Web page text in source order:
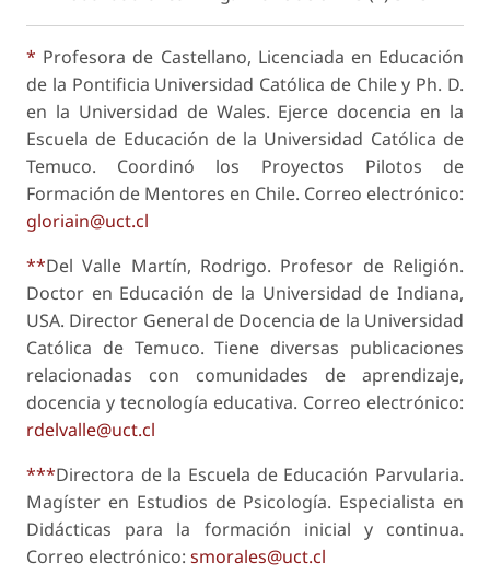
* Profesora de Castellano, Licenciada en Educación
de la Pontificia Universidad Católica de Chile y Ph. D.
en la Universidad de Wales. Ejerce docencia en la
Escuela de Educación de la Universidad Católica de
Temuco. Coordinó los Proyectos Pilotos de
Formación de Mentores en Chile. Correo electrónico:
gloriain@uct.cl
**Del Valle Martín, Rodrigo. Profesor de Religión.
Doctor en Educación de la Universidad de Indiana,
USA. Director General de Docencia de la Universidad
Católica de Temuco. Tiene diversas publicaciones
relacionadas con comunidades de aprendizaje,
docencia y tecnología educativa. Correo electrónico:
rdelvalle@uct.cl
***Directora de la Escuela de Educación Parvularia.
Magíster en Estudios de Psicología. Especialista en
Didácticas para la formación inicial y continua.
Correo electrónico: smorales@uct.cl